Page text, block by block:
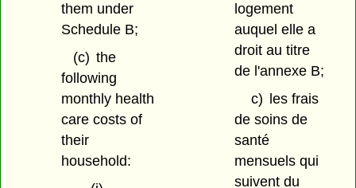
them under
Schedule B;
(c) the
following
monthly health
care costs of
their
household:
logement
auquel elle a
droit au titre
de l'annexe B;
c) les frais
de soins de
santé
mensuels qui
suivent du